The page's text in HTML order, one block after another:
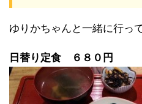
ゆりかちゃんと一緒に行っ
日替り定食 ６８０円